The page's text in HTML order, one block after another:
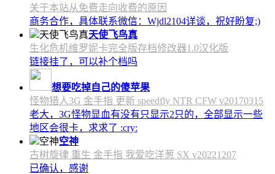
关于本站从免费走向收费的原因
商务合作，具体联系微信：Wjdl2104详谈，祝好盼复;)
天使飞鸟真
生化危机维罗妮卡完全版存档修改器1.0汉化版
链接挂了，可以补个档吗
想要吃掉自己的傻苹果
怪物猎人3G 金手指 更新 speedfly NTR CFW v20170315
老大，3G怪物显血有没有只显示2只的，全部显示一些
地区会很卡，求求了 :cry:
空神
古树旋律 重生 金手指 我爱吃洋葱 SX v20221207
已确认，感谢